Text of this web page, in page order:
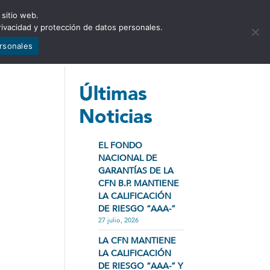
NOTICIAS CONTÁCTENOS
Últimas
Noticias
EL FONDO
NACIONAL DE
GARANTÍAS DE LA
CFN B.P. MANTIENE
LA CALIFICACIÓN
DE RIESGO “AAA-”
27 julio, 2026
LA CFN MANTIENE
LA CALIFICACIÓN
DE RIESGO “AAA-” Y
sitio web.
y protección de datos personales.